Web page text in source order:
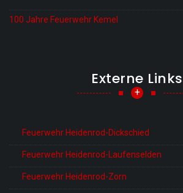
100 Jahre Feuerwehr Kemel
Externe Links
+
Feuerwehr Heidenrod-Dickschied
Feuerwehr Heidenrod-Laufenselden
Feuerwehr Heidenrod-Zorn